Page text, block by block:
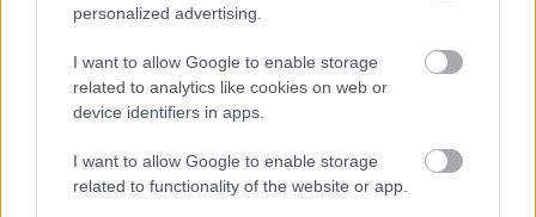
personalized advertising.
I want to allow Google to enable storage
related to analytics like cookies on web or
device identifiers in apps.
I want to allow Google to enable storage
related to functionality of the website or app.